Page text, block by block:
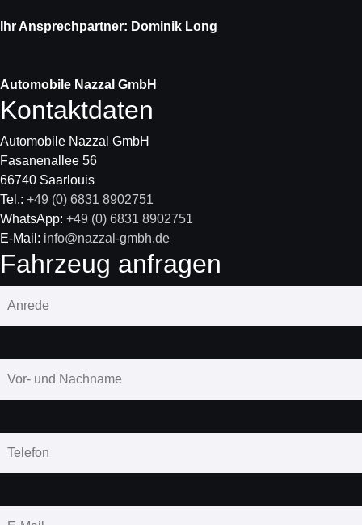
Ihr Ansprechpartner: Dominik Long
Automobile Nazzal GmbH
Kontaktdaten
Automobile Nazzal GmbH
Fasanenallee 56
66740 Saarlouis
Tel.: +49 (0) 6831 8902751
WhatsApp: +49 (0) 6831 8902751
E-Mail: info@nazzal-gmbh.de
Fahrzeug anfragen